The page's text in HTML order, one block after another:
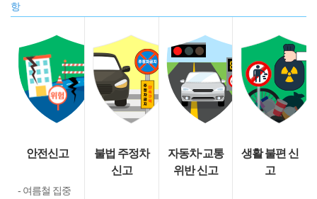
항
안전신고
- 여름철 집중
불법 주정차
신고
자동차·교통
위반 신고
생활 불편 신
고